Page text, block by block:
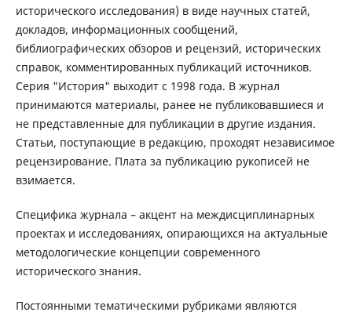
исторического исследования) в виде научных статей,
докладов, информационных сообщений,
библиографических обзоров и рецензий, исторических
справок, комментированных публикаций источников.
Серия "История" выходит с 1998 года. В журнал
принимаются материалы, ранее не публиковавшиеся и
не представленные для публикации в другие издания.
Статьи, поступающие в редакцию, проходят независимое
рецензирование. Плата за публикацию рукописей не
взимается.
Специфика журнала – акцент на междисциплинарных
проектах и исследованиях, опирающихся на актуальные
методологические концепции современного
исторического знания.
Постоянными тематическими рубриками являются